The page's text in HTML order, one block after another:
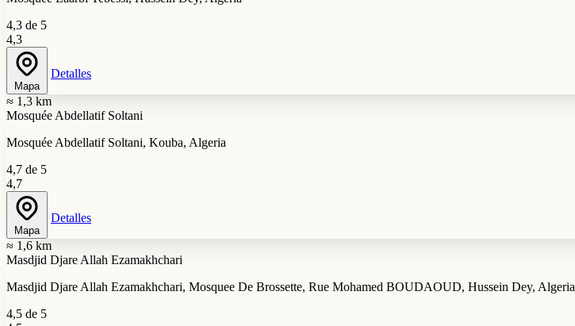
4,3 de 5
4,3
Mapa
Detalles
≈ 1,3 km
Mosquée Abdellatif Soltani
Mosquée Abdellatif Soltani, Kouba, Algeria
4,7 de 5
4,7
Mapa
Detalles
≈ 1,6 km
Masdjid Djare Allah Ezamakhchari
Masdjid Djare Allah Ezamakhchari, Mosquee De Brossette, Rue Mohamed BOUDAOUD, Hussein Dey, Algeria
4,5 de 5